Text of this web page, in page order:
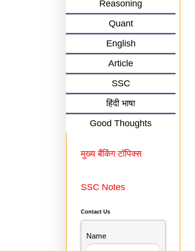
Reasoning
Quant
English
Article
SSC
हिंदी भाषा
Good Thoughts
मुख्य बैंकिंग टॉपिक्स
SSC Notes
Contact Us
Name